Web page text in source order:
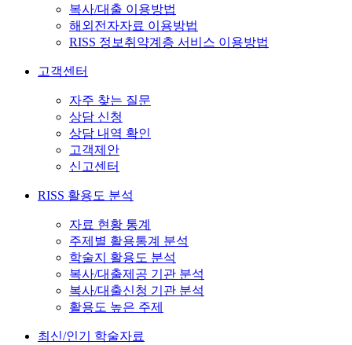
복사/대출 이용방법
해외전자자료 이용방법
RISS 정보취약계층 서비스 이용방법
고객센터
자주 찾는 질문
상담 신청
상담 내역 확인
고객제안
신고센터
RISS 활용도 분석
자료 현황 통계
주제별 활용통계 분석
학술지 활용도 분석
복사/대출제공 기관 분석
복사/대출신청 기관 분석
활용도 높은 주제
최신/인기 학술자료